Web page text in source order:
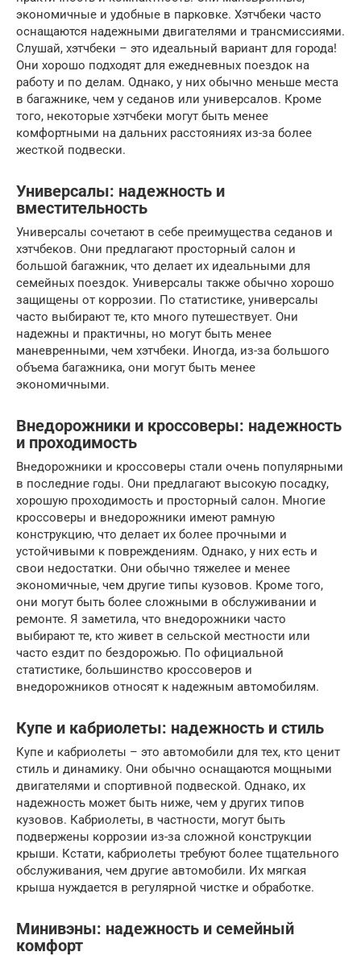
экономичные и удобные в парковке. Хэтчбеки часто
оснащаются надежными двигателями и трансмиссиями.
Слушай, хэтчбеки – это идеальный вариант для города!
Они хорошо подходят для ежедневных поездок на
работу и по делам. Однако, у них обычно меньше места
в багажнике, чем у седанов или универсалов. Кроме
того, некоторые хэтчбеки могут быть менее
комфортными на дальних расстояниях из-за более
жесткой подвески.
Универсалы: надежность и
вместительность
Универсалы сочетают в себе преимущества седанов и
хэтчбеков. Они предлагают просторный салон и
большой багажник, что делает их идеальными для
семейных поездок. Универсалы также обычно хорошо
защищены от коррозии. По статистике, универсалы
часто выбирают те, кто много путешествует. Они
надежны и практичны, но могут быть менее
маневренными, чем хэтчбеки. Иногда, из-за большого
объема багажника, они могут быть менее
экономичными.
Внедорожники и кроссоверы: надежность
и проходимость
Внедорожники и кроссоверы стали очень популярными
в последние годы. Они предлагают высокую посадку,
хорошую проходимость и просторный салон. Многие
кроссоверы и внедорожники имеют рамную
конструкцию, что делает их более прочными и
устойчивыми к повреждениям. Однако, у них есть и
свои недостатки. Они обычно тяжелее и менее
экономичные, чем другие типы кузовов. Кроме того,
они могут быть более сложными в обслуживании и
ремонте. Я заметила, что внедорожники часто
выбирают те, кто живет в сельской местности или
часто ездит по бездорожью. По официальной
статистике, большинство кроссоверов и
внедорожников относят к надежным автомобилям.
Купе и кабриолеты: надежность и стиль
Купе и кабриолеты – это автомобили для тех, кто ценит
стиль и динамику. Они обычно оснащаются мощными
двигателями и спортивной подвеской. Однако, их
надежность может быть ниже, чем у других типов
кузовов. Кабриолеты, в частности, могут быть
подвержены коррозии из-за сложной конструкции
крыши. Кстати, кабриолеты требуют более тщательного
обслуживания, чем другие автомобили. Их мягкая
крыша нуждается в регулярной чистке и обработке.
Минивэны: надежность и семейный
комфорт